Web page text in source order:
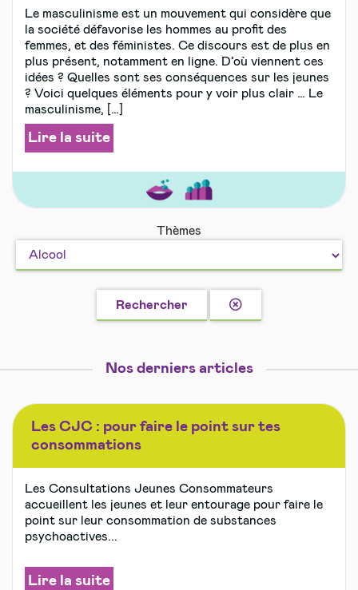
Le masculinisme est un mouvement qui considère que
la société défavorise les hommes au profit des
femmes, et des féministes. Ce discours est de plus en
plus présent, notamment en ligne. D’où viennent ces
idées ? Quelles sont ses conséquences sur les jeunes
? Voici quelques éléments pour y voir plus clair … Le
masculinisme, […]
Lire la suite
vivreThèmes
Rechercher
Effacer
la
Nos derniers articles
Les CJC : pour faire le point sur tes
consommations
Les Consultations Jeunes Consommateurs
accueillent les jeunes et leur entourage pour faire le
point sur leur consommation de substances
psychoactives...
Lire la suite